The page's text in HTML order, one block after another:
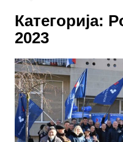
Категорија:
2023